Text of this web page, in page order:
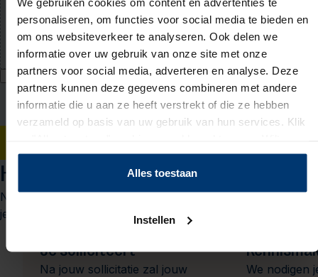
personaliseren, om functies voor social media te bieden en
om ons websiteverkeer te analyseren. Ook delen we
informatie over uw gebruik van onze site met onze
partners voor social media, adverteren en analyse. Deze
partners kunnen deze gegevens combineren met andere
informatie die u aan ze heeft verstrekt of die ze hebben
verzameld op basis van uw gebruik van hun services. Klik
liever geen cookies, klik dan op "instellen". Op onze
kunt u meer lezen over onze cookies.
Alles toestaan
Instellen
Upload jouw cv (niet verplicht)
PDF of Word-document (max. 5 MB)
Ik geef Actief Werkt! toestemming om mijn persoonsgegevens te
verwerken voor bemiddeling naar werk en mij hiervoor te benaderen
via WhatsApp. Toestemming voor WhatsApp kan ik intrekken bij mijn
vestiging. Ik accepteer hetprivacy statement
Het sollicitatieproces
Nieuwsgierig naar wat je kunt verwachten? We leggen het
je graag uit.
Je solliciteert
Na jouw sollicitatie zal jouw
We nodigen